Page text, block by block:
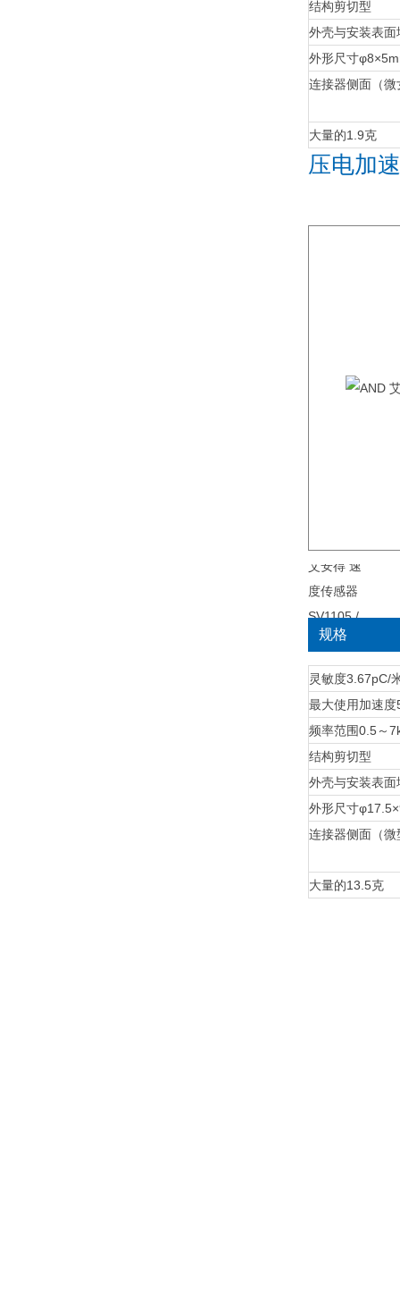
结构剪切型
外壳与安装表面
外形尺寸
连接器侧面（微
大量的1.9克
压电加
规格
灵敏度3.67pC/
最大使用加速度
频率范围0.5～
结构剪切型
外壳与安装表面
外形尺寸
连接器侧面（微
大量的13.5克